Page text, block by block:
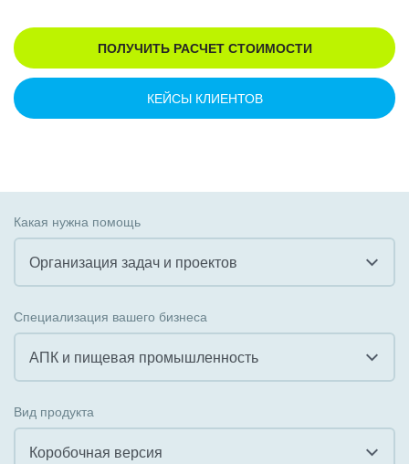
ПОЛУЧИТЬ РАСЧЕТ СТОИМОСТИ
КЕЙСЫ КЛИЕНТОВ
Какая нужна помощь
Организация задач и проектов
Внедрение КЭДО
Интеграция с 1С
Специализация вашего бизнеса
АПК и пищевая промышленность
Вид продукта
Коробочная версия